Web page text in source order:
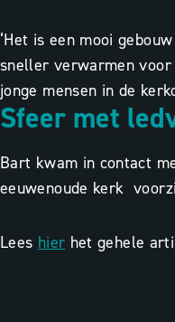
‘Het is een mooi
sneller verwarmen voor
jonge mensen in de
Sfeer met
Bart kwam in contact
eeuwenoude kerk
Lees hier het gehele